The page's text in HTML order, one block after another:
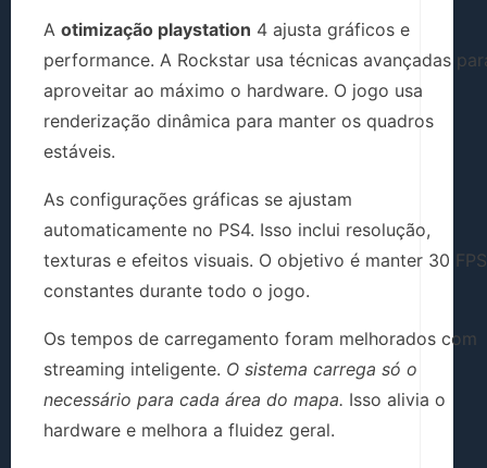
A otimização playstation 4 ajusta gráficos e
performance. A Rockstar usa técnicas avançadas
aproveitar ao máximo o hardware. O jogo usa
renderização dinâmica para manter os quadros
estáveis.
As configurações gráficas se ajustam
automaticamente no PS4. Isso inclui resolução,
texturas e efeitos visuais. O objetivo é manter 30 FPS
constantes durante todo o jogo.
Os tempos de carregamento foram melhorados com
streaming inteligente. O sistema carrega só o
necessário para cada área do mapa. Isso alivia o
hardware e melhora a fluidez geral.